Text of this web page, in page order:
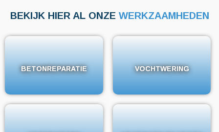
BEKIJK HIER AL ONZE WERKZAAMHEDEN
BETONREPARATIE
BETONREPARATIE VOCHTWERING
VOCHTWERING